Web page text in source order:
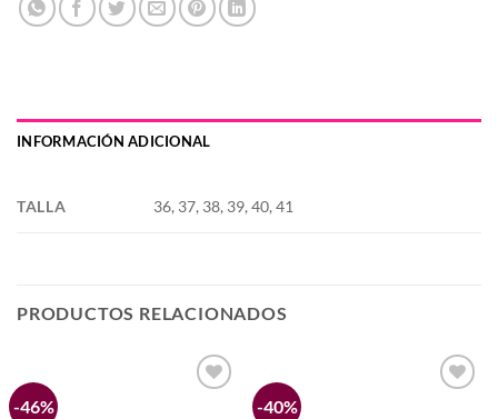
INFORMACIÓN ADICIONAL
TALLA 36, 37, 38, 39, 40, 41
PRODUCTOS RELACIONADOS
-46% -40%